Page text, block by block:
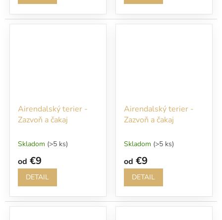
Airendalský terier -
Zazvoň a čakaj
Skladom (>5 ks)
od €9
DETAIL
Airendalský terier -
Zazvoň a čakaj
Skladom (>5 ks)
od €9
DETAIL